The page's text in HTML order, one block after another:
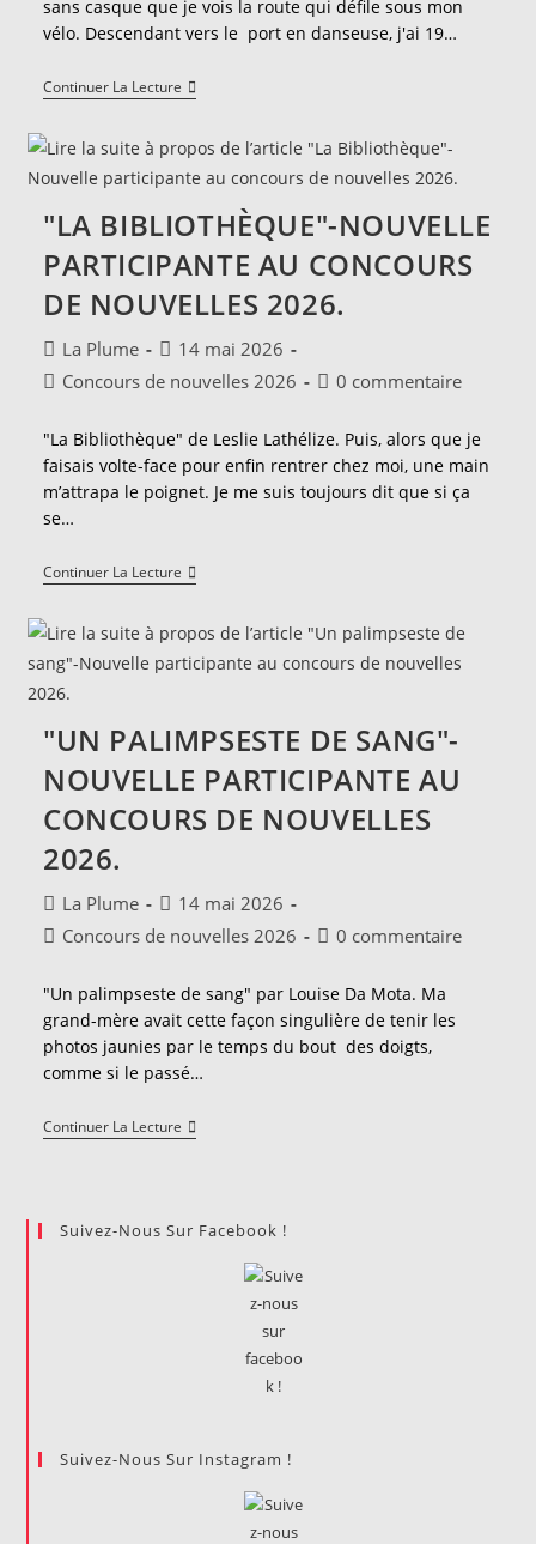
sans casque que je vois la route qui défile sous mon
vélo. Descendant vers le port en danseuse, j'ai 19…
Continuer La Lecture"Jour
De
-
Nouvelle
Participante
Concours
De
Nouvelles
2026.
"LA BIBLIOTHÈQUE"-NOUVELLE
PARTICIPANTE AU CONCOURS
DE NOUVELLES 2026.
Auteur/autrice
de
La Plume
Publication
publiée :
14 mai 2026
PostConcours de nouvelles 2026
Commentaires
la
publication :
0 commentaire
"La Bibliothèque" de Leslie Lathélize. Puis, alors que je
faisais volte-face pour enfin rentrer chez moi, une main
m’attrapa le poignet. Je me suis toujours dit que si ça
se…
Continuer La Lecture"La
Bibliothèque"-
Participante
Au
Concours
2026.
"UN PALIMPSESTE DE SANG"-
NOUVELLE PARTICIPANTE AU
CONCOURS DE NOUVELLES
2026.
Auteur/autrice
de
La Plume
Publication
publiée :
14 mai 2026
PostConcours de nouvelles 2026
Commentaires
la
publication :
0 commentaire
"Un palimpseste de sang" par Louise Da Mota. Ma
grand-mère avait cette façon singulière de tenir les
photos jaunies par le temps du bout des doigts,
comme si le passé…
Continuer La Lecture"Un
Palimpseste
Participante
Au
Concours
Nouvelles
Suivez-Nous Sur Facebook !
Suivez-Nous Sur Instagram !